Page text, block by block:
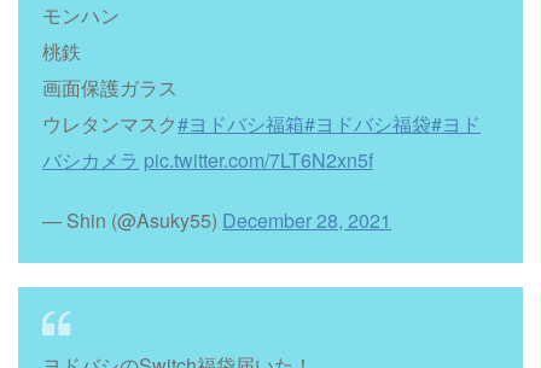
モンハン
桃鉄
画面保護ガラス
ウレタンマスク#ヨドバシ福箱#ヨドバシ福袋#ヨド
バシカメラ pic.twitter.com/7LT6N2xn5f
— Shin (@Asuky55) December 28, 2021